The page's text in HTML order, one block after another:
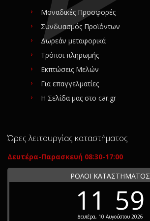
Μοναδικές Προσφορές
Συνδυασμός Προϊόντων
Δωρεάν μεταφορικά
Τρόποι πληρωμής
Εκπτώσεις Μελών
Για επαγγελματίες
Η Σελίδα μας στο car.gr
Ώρες λειτουργίας καταστήματος
Δευτέρα-Παρασκευή 08:30-17:00
ΡΟΛΟΪ ΚΑΤΑΣΤΗΜΑΤΟΣ
11 59
Δευτέρα, 10 Αυγούστου 2026